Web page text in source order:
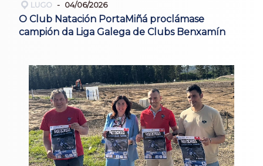
LUGO 04/06/2026
O Club Natación PortaMiñá proclámase
campión da Liga Galega de Clubs Benxamín